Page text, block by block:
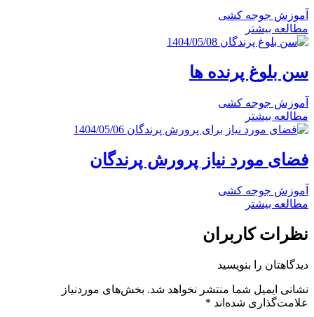
آموزش جوجه کشی
مطالعه بیشتر
1404/05/08
سن بلوغ پرنده ها
آموزش جوجه کشی
مطالعه بیشتر
1404/05/06
فضای مورد نیاز پرورش پرندگان
آموزش جوجه کشی
مطالعه بیشتر
نظرات کاربران
دیدگاهتان را بنویسید
نشانی ایمیل شما منتشر نخواهد شد. بخش‌های موردنیاز
علامت‌گذاری شده‌اند *